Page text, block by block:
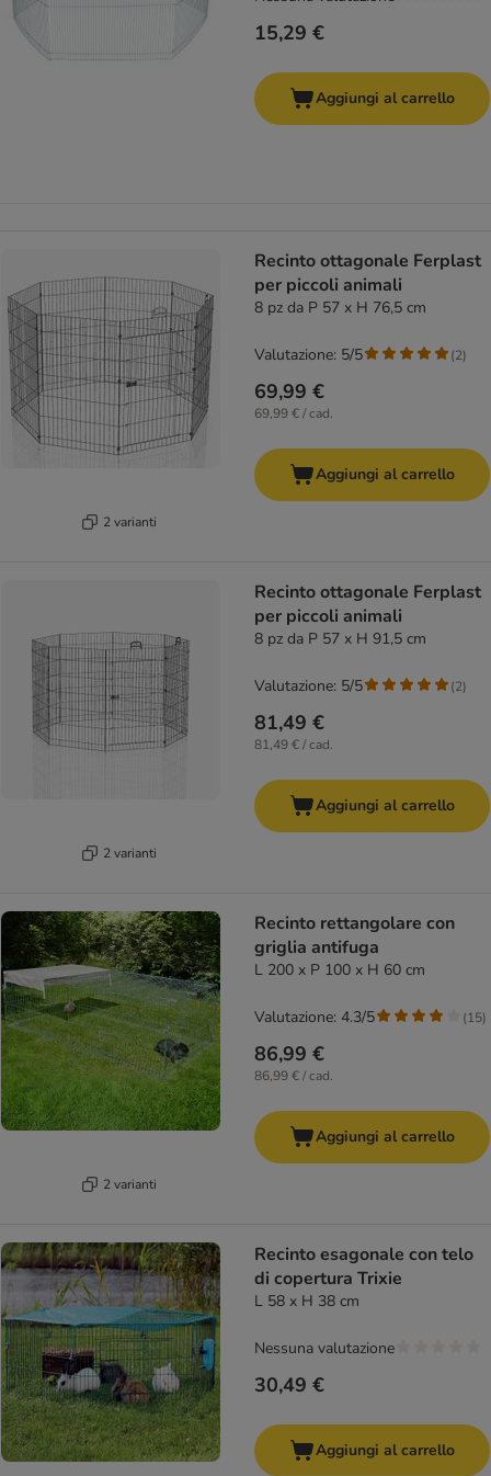
15,29 €
Aggiungi al carrello
2 varianti
Recinto ottagonale Ferplast
per piccoli animali
8 pz da P 57 x H 76,5 cm
69,99 €
69,99 € / cad.
Valutazione: 5/5 (2)
Aggiungi al carrello
2 varianti
Recinto ottagonale Ferplast
per piccoli animali
8 pz da P 57 x H 91,5 cm
81,49 €
81,49 € / cad.
Valutazione: 5/5 (2)
Aggiungi al carrello
2 varianti
Recinto rettangolare con
griglia antifuga
L 200 x P 100 x H 60 cm
86,99 €
86,99 € / cad.
Valutazione: 4.3/5 (15)
Aggiungi al carrello
Recinto esagonale con telo
di copertura Trixie
L 58 x H 38 cm
30,49 €
Nessuna valutazione
Aggiungi al carrello